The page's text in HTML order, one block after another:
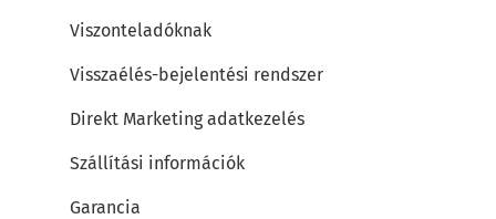
Viszonteladóknak
Visszaélés-bejelentési rendszer
Direkt Marketing adatkezelés
Szállítási információk
Garancia